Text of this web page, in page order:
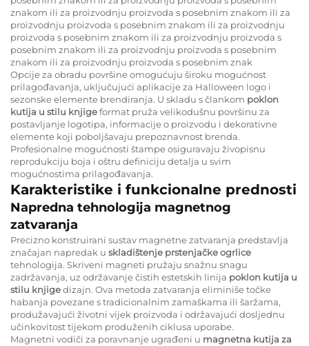
znakom ili za proizvodnju proizvoda s posebnim znakom ili za
proizvodnju proizvoda s posebnim znakom ili za proizvodnju
proizvoda s posebnim znakom ili za proizvodnju proizvoda s
posebnim znakom ili za proizvodnju proizvoda s posebnim
znakom ili za proizvodnju proizvoda s posebnim znak
Opcije za obradu površine omogućuju široku mogućnost
prilagođavanja, uključujući aplikacije za Halloween logo i
sezonske elemente brendiranja. U skladu s člankom poklon
kutija u stilu knjigeformat pruža velikodušnu površinu za
postavljanje logotipa, informacije o proizvodu i dekorativne
elemente koji poboljšavaju prepoznavnost brenda.
Profesionalne mogućnosti štampe osiguravaju živopisnu
reprodukciju boja i oštru definiciju detalja u svim
mogućnostima prilagođavanja.
Karakteristike i funkcionalne prednosti
Napredna tehnologija magnetnog
zatvaranja
Precizno konstruirani sustav magnetne zatvaranja predstavlja
značajan napredak u skladištenje prstenjačke ogrlice
tehnologija. Skriveni magneti pružaju snažnu snagu
zadržavanja, uz održavanje čistih estetskih linija poklon kutija u
stilu knjigedizajn. Ova metoda zatvaranja eliminiše točke
habanja povezane s tradicionalnim zamaškama ili šaržama,
produžavajući životni vijek proizvoda i održavajući dosljednu
učinkovitost tijekom produženih ciklusa uporabe.
Magnetni vodiči za poravnanje ugrađeni u magnetna kutija za